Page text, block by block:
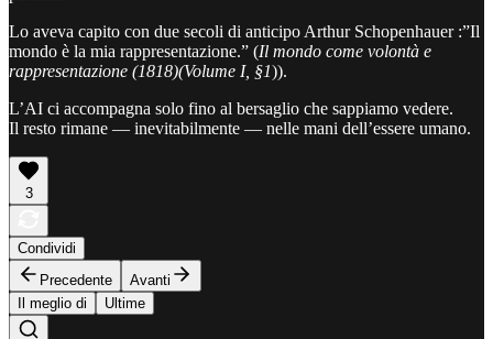
Lo aveva capito con due secoli di anticipo Arthur Schopenhauer :”Il
mondo è la mia rappresentazione.” (Il mondo come volontà e
rappresentazione (1818)(Volume I, §1)).
L’AI ci accompagna solo fino al bersaglio che sappiamo vedere.
Il resto rimane — inevitabilmente — nelle mani dell’essere umano.
3
Condividi
Precedente
Avanti
Il meglio di
Ultime